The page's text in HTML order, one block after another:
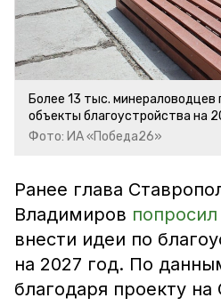
Более 13 тыс. минераловодцев
объекты благоустройства на
Фото: ИА «Победа26»
Ранее глава
Владимиров попросил
внести идеи по
на 2027 год. По
благодаря проекту